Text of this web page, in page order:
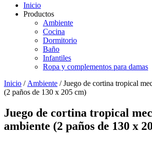
Inicio
Productos
Ambiente
Cocina
Dormitorio
Baño
Infantiles
Ropa y complementos para damas
Inicio / Ambiente / Juego de cortina tropical
(2 paños de 130 x 205 cm)
Juego de cortina tropical
ambiente (2 paños de 130 x